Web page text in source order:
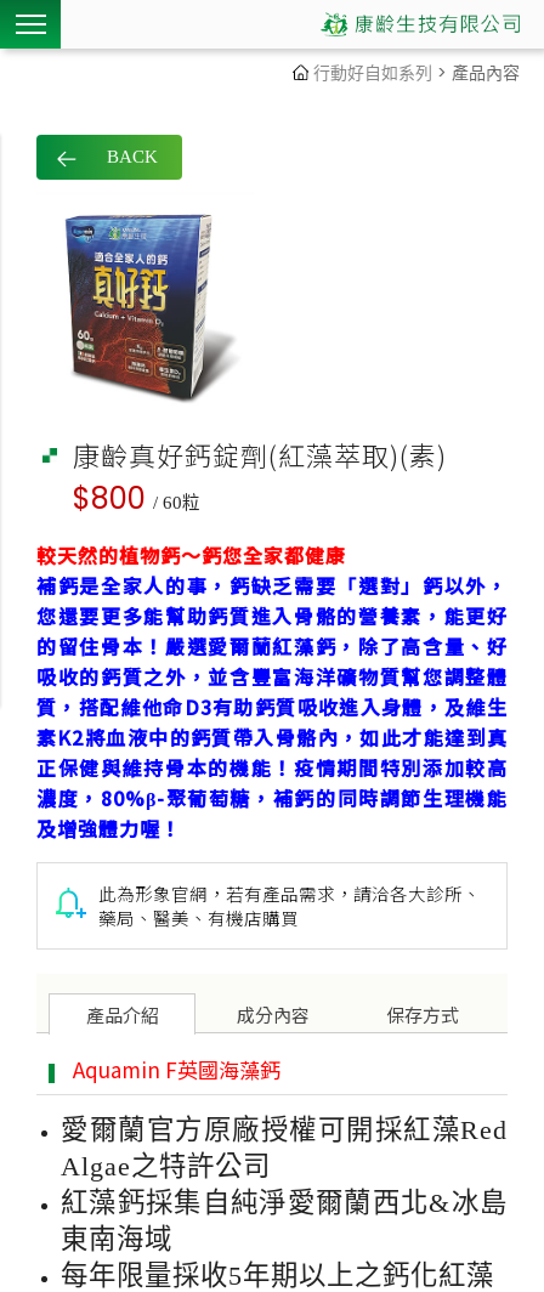
行動好自如系列 > 產品內容
BACK
康齡真好鈣錠劑(紅藻萃取)(素)
$800 / 60粒
較天然的植物鈣～鈣您全家都健康
補鈣是全家人的事，鈣缺乏需要「選對」鈣以外，
您還要更多能幫助鈣質進入骨骼的營養素，能更好
的留住骨本！嚴選愛爾蘭紅藻鈣，除了高含量、好
吸收的鈣質之外，並含豐富海洋礦物質幫您調整體
質，搭配維他命D3有助鈣質吸收進入身體，及維生
素K2將血液中的鈣質帶入骨骼內，如此才能達到真
正保健與維持骨本的機能！疫情期間特別添加較高
濃度，80%β-聚葡萄糖，補鈣的同時調節生理機能
及增強體力喔！
此為形象官網，若有產品需求，請洽各大診所、
藥局、醫美、有機店購買
產品介紹 成分內容 保存方式
Aquamin F英國海藻鈣
愛爾蘭官方原廠授權可開採紅藻Red
Algae之特許公司
紅藻鈣採集自純淨愛爾蘭西北&冰島
東南海域
每年限量採收5年期以上之鈣化紅藻